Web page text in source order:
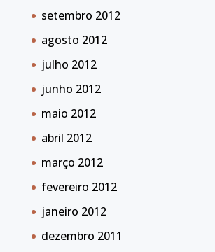
setembro 2012
agosto 2012
julho 2012
junho 2012
maio 2012
abril 2012
março 2012
fevereiro 2012
janeiro 2012
dezembro 2011